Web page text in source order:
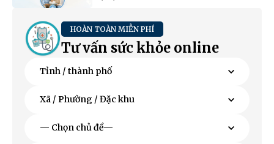
HOÀN TOÀN MIỄN PHÍ
Tư vấn sức khỏe online